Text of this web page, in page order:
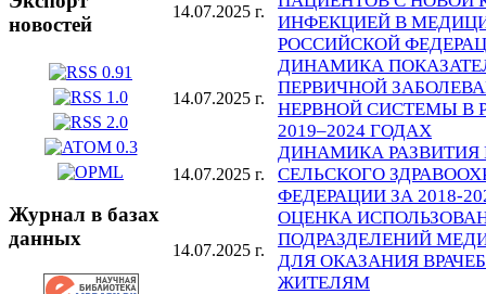
новостей
Журнал в базах
данных
14.07.2025 г.
ИНФЕКЦИЕЙ В
РОССИЙСКОЙ
14.07.2025 г.
ДИНАМИКА
ПЕРВИЧНОЙ
НЕРВНОЙ СИСТЕМЫ В
2019–2024 ГОДАХ
14.07.2025 г.
ДИНАМИКА РАЗВИТИЯ
СЕЛЬСКОГО
ФЕДЕРАЦИИ ЗА 2018-
14.07.2025 г.
ОЦЕНКА
ПОДРАЗДЕЛЕНИЙ
ДЛЯ ОКАЗАНИЯ
ЖИТЕЛЯМ